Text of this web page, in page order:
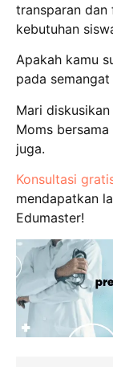
transparan dan
kebutuhan
Apakah kamu
pada
Mari
Moms
juga.
Konsultasi
mendapatkan
Edumaster!